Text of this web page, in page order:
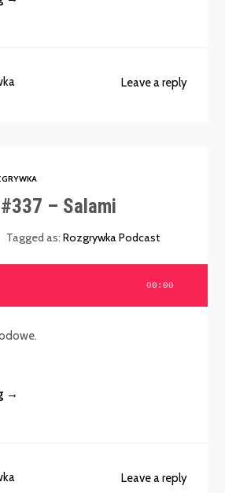
Leave a reply
– Salami
Tagged as:Rozgrywka Podcast
00:00
→
Leave a reply